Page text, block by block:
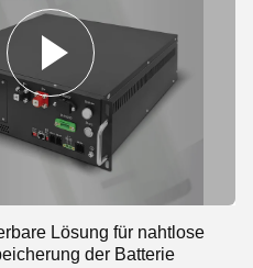
Lösung für nahtlose
der Batterie